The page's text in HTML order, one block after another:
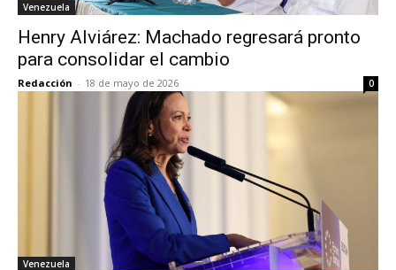
Venezuela
Henry Alviárez: Machado regresará pronto
para consolidar el cambio
Redacción - 18 de mayo de 2026 0
Venezuela